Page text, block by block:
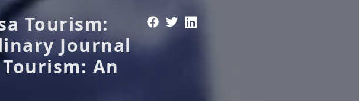
Tourism:
Journal
An